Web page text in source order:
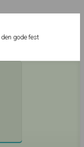
gode fest